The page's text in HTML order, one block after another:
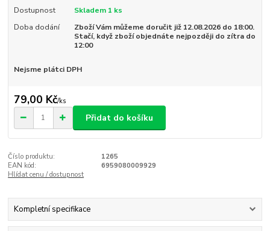
Dostupnost
Skladem 1 ks
Doba dodání
Zboží Vám můžeme doručit již 12.08.2026 do 18:00.
Stačí, když zboží objednáte nejpozději do zítra do
12:00
Nejsme plátci DPH
79,00 Kč/ks
Přidat do košíku
Číslo produktu:
1265
EAN kód:
6959080009929
Hlídat cenu / dostupnost
Kompletní specifikace